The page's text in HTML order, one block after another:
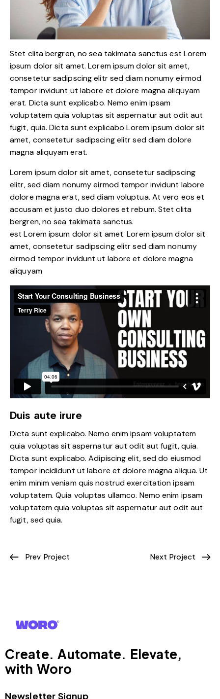
Stet clita bergren, no sea takimata sanctus est Lorem
ipsum dolor sit amet. Lorem ipsum dolor sit amet,
consetetur sadipscing elitr sed diam nonumy eirmod
tempor invidunt ut labore et dolore magna aliquyam
erat. Dicta sunt explicabo. Nemo enim ipsam
voluptatem quia voluptas sit aspernatur aut odit aut
fugit, quia. Dicta sunt explicabo Lorem ipsum dolor sit
amet, consetetur sadipscing elitr sed diam dolore
magna aliquyam erat.
Lorem ipsum dolor sit amet, consetetur sadipscing
elitr, sed diam nonumy eirmod tempor invidunt labore
dolore magna erat, sed diam voluptua. At vero eos et
accusam et justo duo dolores et rebum. Stet clita
bergren, no sea takimata sanctus.
est Lorem ipsum dolor sit amet. Lorem ipsum dolor sit
amet, consetetur sadipscing elitr sed diam nonumy
eirmod tempor invidunt ut labore et dolore magna
aliquyam
Duis aute irure
Dicta sunt explicabo. Nemo enim ipsam voluptatem
quia voluptas sit aspernatur aut odit aut fugit, quia.
Dicta sunt explicabo. Adipiscing elit, sed do eiusmod
tempor incididunt ut labore et dolore magna aliqua. Ut
enim minim veniam quis nostrud exercitation ipsam
voluptatem. Quia voluptas ullamco. Nemo enim ipsam
voluptatem quia voluptas sit aspernatur aut odit aut
fugit, sed quia.
Prev Project Next Project
Create. Automate. Elevate,
with Woro
Newsletter Signup